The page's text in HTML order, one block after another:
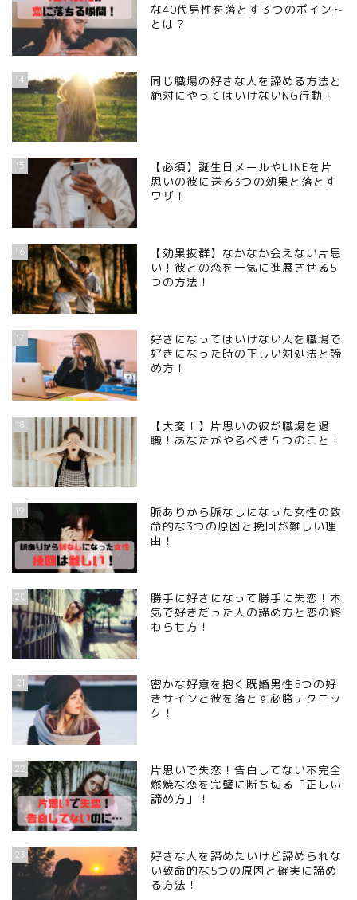
な40代男性を落とす３つのポイント
とは？
14
同じ職場の好きな人を諦める方法と
絶対にやってはいけないNG行動！
15
【必須】誕生日メールやLINEを片
思いの彼に送る3つの効果と落とす
ワザ！
16
【効果抜群】なかなか会えない片思
い！彼との恋を一気に進展させる5
つの方法！
17
好きになってはいけない人を職場で
好きになった時の正しい対処法と諦
め方！
18
【大変！】片思いの彼が職場を退
職！あなたがやるべき５つのこと！
19
脈ありから脈なしになった女性の致
命的な3つの原因と挽回が難しい理
由！
20
勝手に好きになって勝手に失恋！本
気で好きだった人の諦め方と恋の終
わらせ方！
21
密かな好意を抱く既婚男性5つの好
きサインと彼を落とす必勝テクニッ
ク！
22
片思いで失恋！告白してない不完全
燃焼な恋を完璧に断ち切る「正しい
諦め方」！
23
好きな人を諦めたいけど諦められな
い致命的な5つの原因と確実に諦め
る方法！